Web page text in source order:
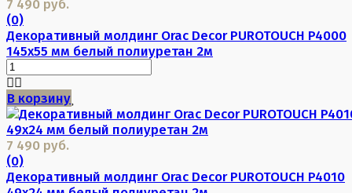
7 490 руб.
(0)
Декоративный молдинг Orac Decor PUROTOUCH P4000
145х55 мм белый полиуретан 2м
В корзину
7 490 руб.
(0)
Декоративный молдинг Orac Decor PUROTOUCH P4010